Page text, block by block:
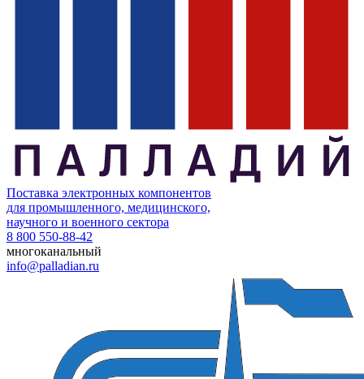
Поставка электронных компонентов
для промышленного, медицинского,
научного и военного сектора
8 800 550-88-42
многоканальный
info@palladian.ru